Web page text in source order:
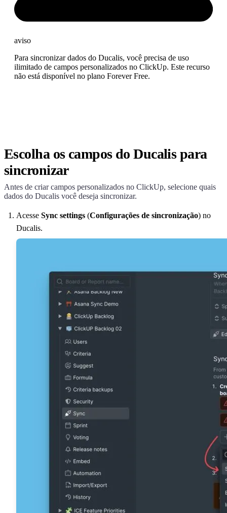
aviso
Para sincronizar dados do Ducalis, você precisa de uso
ilimitado de campos personalizados no ClickUp. Este recurso
não está disponível no plano Forever Free.
Escolha os campos doDucalispara
sincronizar
Antes de criar campos personalizados no ClickUp, selecione quais
dados do Ducalis você deseja sincronizar.
Acesse Sync settings (Configurações de sincronização) no
Ducalis.